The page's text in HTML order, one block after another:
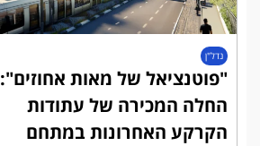
נדל"ן
"פוטנציאל של מאות אחוזים":
החלה המכירה של עתודות
הקרקע האחרונות במתחם